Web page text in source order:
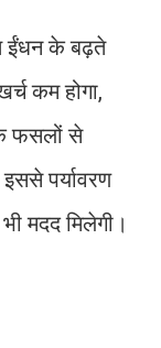
ईंधन के बढ़ते
कम होगा,
फसलों से
पर्यावरण
मदद मिलेगी।